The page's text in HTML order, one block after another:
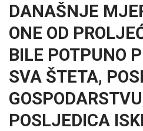
DANAŠNJE
ONE OD
BILE POTPUNO
SVA ŠTETA,
POSLJEDICA